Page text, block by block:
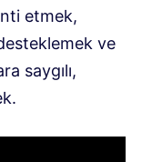
etmek,
ve
saygılı,